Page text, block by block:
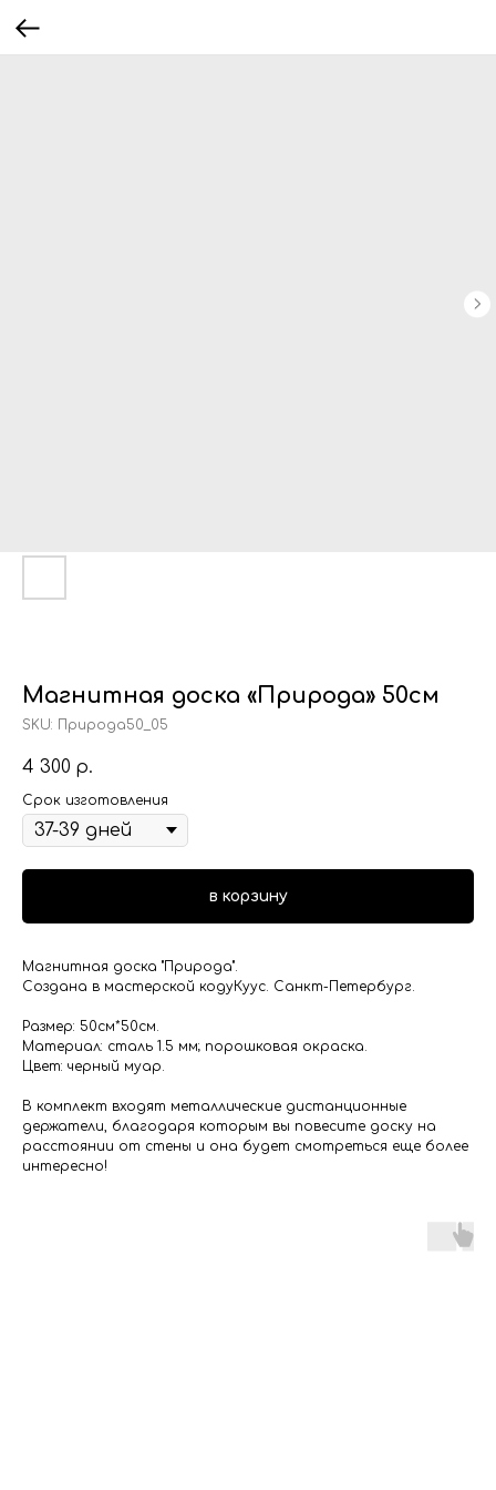
Магнитная доска «Природа» 50см
SKU: Природа50_05
4 300 р.
Срок изготовления
в корзину
Магнитная доска "Природа".
Создана в мастерской кодуКуус. Санкт-Петербург.
Размер: 50см*50см.
Материал: сталь 1.5 мм; порошковая окраска.
Цвет: черный муар.
В комплект входят металлические дистанционные
держатели, благодаря которым вы повесите доску на
расстоянии от стены и она будет смотреться еще более
интересно!